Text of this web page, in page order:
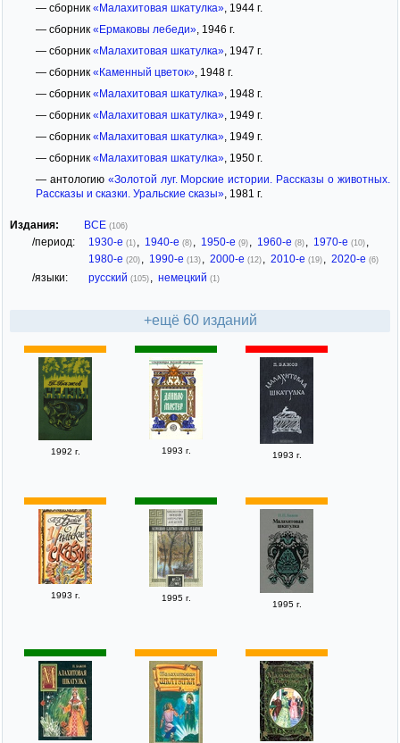
— сборник «Малахитовая шкатулка», 1944 г.
— сборник «Ермаковы лебеди», 1946 г.
— сборник «Малахитовая шкатулка», 1947 г.
— сборник «Каменный цветок», 1948 г.
— сборник «Малахитовая шкатулка», 1948 г.
— сборник «Малахитовая шкатулка», 1949 г.
— сборник «Малахитовая шкатулка», 1949 г.
— сборник «Малахитовая шкатулка», 1950 г.
— антологию «Золотой луг. Морские истории. Рассказы о животных.
Рассказы и сказки. Уральские сказы», 1981 г.
Издания: ВСЕ (106)
/период: 1930-е (1) 1940-е (8) 1950-е (9) 1960-е (8) 1970-е (10)
1980-е (20) 1990-е (13) 2000-е (12) 2010-е (19) 2020-е (6)
/языки: русский (105) немецкий (1)
+ещё 60 изданий
1992 г. 1993 г. 1993 г.
1993 г. 1995 г.
1995 г.